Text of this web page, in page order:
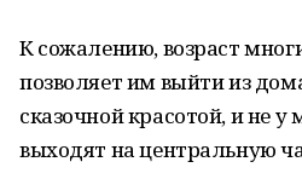
К сожалению, возраст
позволяет им выйти из
сказочной красотой, и не
выходят на центральную